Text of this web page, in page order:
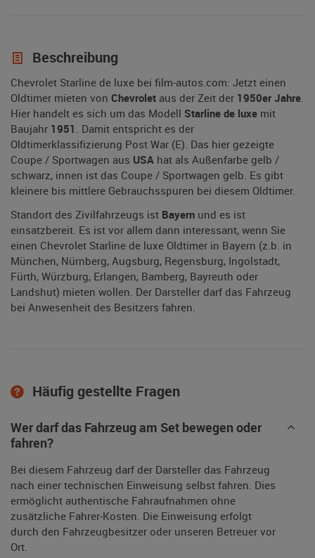
Beschreibung
Chevrolet Starline de luxe bei film-autos.com: Jetzt einen
Oldtimer mieten von Chevrolet aus der Zeit der 1950er Jahre.
Hier handelt es sich um das Modell Starline de luxe mit
Baujahr 1951 . Damit entspricht es der
Oldtimerklassifizierung Post War (E). Das hier gezeigte
Coupe / Sportwagen aus USA hat als Außenfarbe gelb /
schwarz, innen ist das Coupe / Sportwagen gelb. Es gibt
kleinere bis mittlere Gebrauchsspuren bei diesem Oldtimer.
Standort des Zivilfahrzeugs ist Bayern und es ist
einsatzbereit. Es ist vor allem dann interessant, wenn Sie
einen Chevrolet Starline de luxe Oldtimer in Bayern (z.b. in
München, Nürnberg, Augsburg, Regensburg, Ingolstadt,
Fürth, Würzburg, Erlangen, Bamberg, Bayreuth oder
Landshut) mieten wollen. Der Darsteller darf das Fahrzeug
bei Anwesenheit des Besitzers fahren.
Häufig gestellte Fragen
Wer darf das Fahrzeug am Set bewegen oder
fahren?
Bei diesem Fahrzeug darf der Darsteller das Fahrzeug
nach einer technischen Einweisung selbst fahren. Dies
ermöglicht authentische Fahraufnahmen ohne
zusätzliche Fahrer-Kosten. Die Einweisung erfolgt
durch den Fahrzeugbesitzer oder unseren Betreuer vor
Ort.